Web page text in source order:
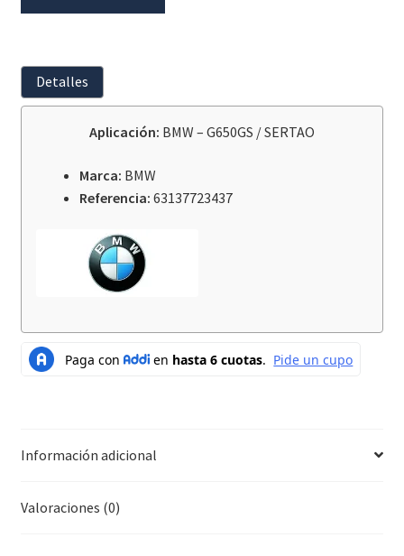
Derecha
Bmw
Detalles
Aplicación: BMW – G650GS / SERTAO
Marca: BMW
Referencia: 63137723437
Información adicional
Valoraciones (0)